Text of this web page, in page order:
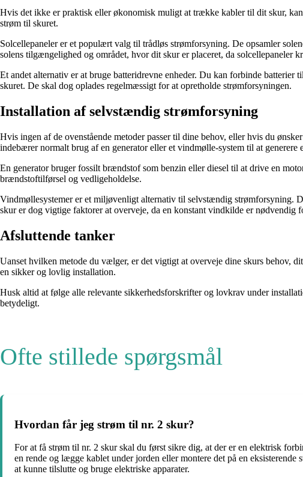
Hvis det ikke er praktisk eller økonomisk muligt at trække kabler til dit skur,
strøm til skuret.
Solcellepaneler er et populært valg til trådløs strømforsyning. De opsamler
solens tilgængelighed og området, hvor dit skur er placeret, da solcellepaneler
Et andet alternativ er at bruge batteridrevne enheder. Du kan forbinde
skuret. De skal dog oplades regelmæssigt for at opretholde strømforsyningen.
Installation af selvstændig strømforsyning
Hvis ingen af de ovenstående metoder passer til dine behov, eller hvis du
indebærer normalt brug af en generator eller et vindmølle-system til at
En generator bruger fossilt brændstof som benzin eller diesel til at drive en
brændstoftilførsel og vedligeholdelse.
Vindmøllesystemer er et miljøvenligt alternativ til selvstændig strømforsyning.
skur er dog vigtige faktorer at overveje, da en konstant vindkilde er nødvendig
Afsluttende tanker
Uanset hvilken metode du vælger, er det vigtigt at overveje dine skurs behov,
en sikker og lovlig installation.
Husk altid at følge alle relevante sikkerhedsforskrifter og lovkrav under
betydeligt.
Ofte stillede spørgsmål
Hvordan får jeg strøm til nr. 2 skur?
For at få strøm til nr. 2 skur skal du først sikre dig, at der er en elektrisk
en rende og lægge kablet under jorden eller montere det på en
at kunne tilslutte og bruge elektriske apparater.